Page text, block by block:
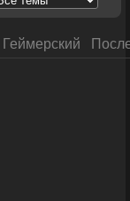
Геймерский